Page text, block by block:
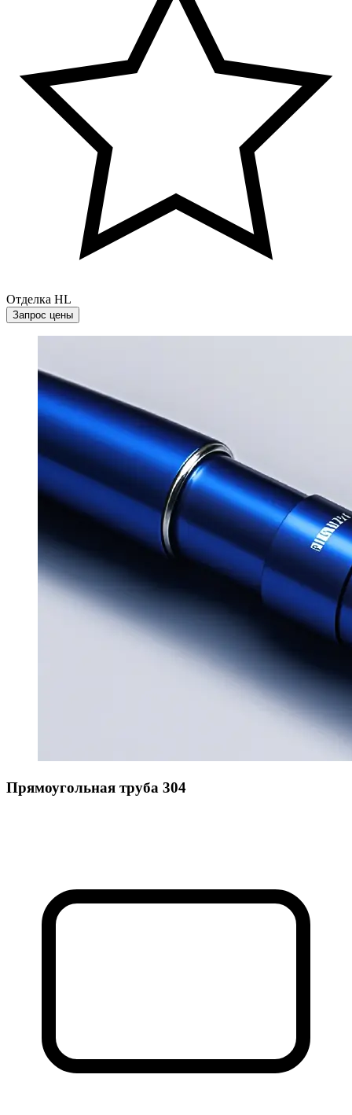
Отделка HL
Запрос цены
Прямоугольная труба 304